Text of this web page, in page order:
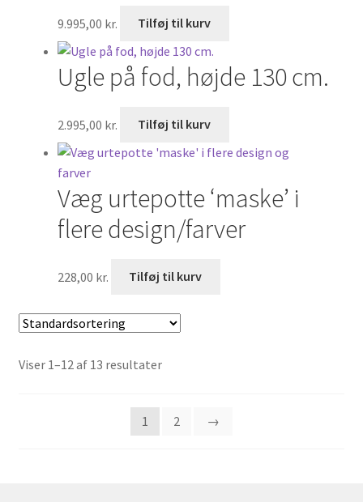
9.995,00 kr. Tilføj til kurv
Ugle på fod, højde 130 cm.
2.995,00 kr. Tilføj til kurv
Væg urtepotte ‘maske’ i
flere design/farver
228,00 kr. Tilføj til kurv
Viser 1–12 af 13 resultater
1 2 →